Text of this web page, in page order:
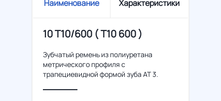
Наименование Характеристики
10 T10/600 ( Т10 600 )
Зубчатый ремень из полиуретана
метрического профиля с
трапециевидной формой зуба AT 3.